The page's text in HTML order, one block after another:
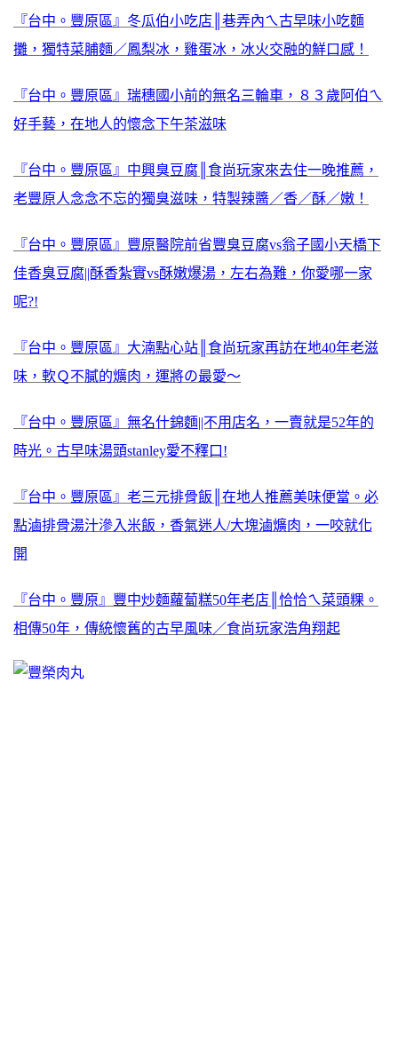
『台中。豐原區』冬瓜伯小吃店║巷弄內ㄟ古早味小吃麵
攤，獨特菜脯麵／鳳梨冰，雞蛋冰，冰火交融的鮮口感！
『台中。豐原區』瑞穗國小前的無名三輪車，８３歲阿伯ㄟ
好手藝，在地人的懷念下午茶滋味
『台中。豐原區』中興臭豆腐║食尚玩家來去住一晚推薦，
老豐原人念念不忘的獨臭滋味，特製辣醬／香／酥／嫩！
『台中。豐原區』豐原醫院前省豐臭豆腐vs翁子國小天橋下
佳香臭豆腐||酥香紮實vs酥嫩爆湯，左右為難，你愛哪一家
呢?!
『台中。豐原區』大湳點心站║食尚玩家再訪在地40年老滋
味，軟Ｑ不膩的爌肉，運將の最愛～
『台中。豐原區』無名什錦麵||不用店名，一賣就是52年的
時光。古早味湯頭stanley愛不釋口!
『台中。豐原區』老三元排骨飯║在地人推薦美味便當。必
點滷排骨湯汁滲入米飯，香氣迷人/大塊滷爌肉，一咬就化
開
『台中。豐原』豐中炒麵蘿蔔糕50年老店║恰恰ㄟ菜頭粿。
相傳50年，傳統懷舊的古早風味／食尚玩家浩角翔起